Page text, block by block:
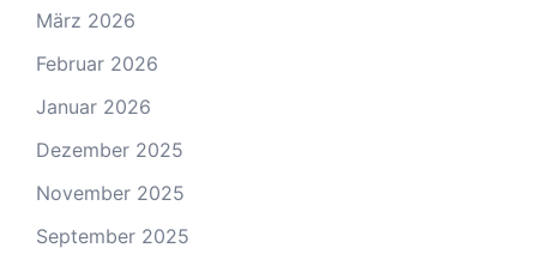
März 2026
Februar 2026
Januar 2026
Dezember 2025
November 2025
September 2025